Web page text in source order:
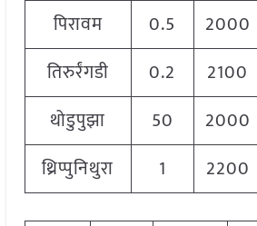
पिरावम
0.5 2000
तिरुर्रंगडी
0.2 2100
थोडुपुझा
50 2000
थ्रिप्पुनिथुरा
1 2200